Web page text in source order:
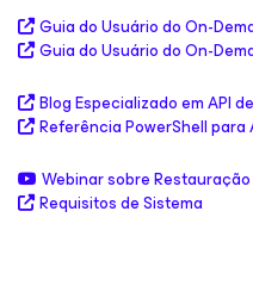
Guia do Usuário do On-
Guia do Usuário do On-
Blog Especializado em API
Referência PowerShell
Webinar sobre
Requisitos de Sistema